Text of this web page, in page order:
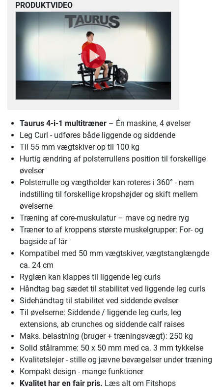
PRODUKTVIDEO
Taurus 4-i-1 multitræner – Én maskine, 4 øvelser
Leg Curl - udføres både liggende og siddende
Til 55 mm vægtskiver op til 100 kg
Hurtig ændring af polsterrullens position til forskellige
øvelser
Polsterrulle og vægtholder kan roteres i 360° - nem
indstilling til forskellige kropshøjder og skift mellem
øvelserne
Træning af core-muskulatur – mave og nedre ryg
Træner to af kroppens største muskelgrupper: For- og
bagside af lår
Kompatibel med 50 mm vægtskiver, vægtstanglængde
ca. 24 cm
Ryglæn kan klappes til liggende leg curls
Håndtag bag sædet til stabilitet ved liggende leg curls
Sidehåndtag til stabilitet ved siddende øvelser
Til øvelserne: Siddende / liggende leg curls, leg
extensions, ab crunches og siddende calf raises
Maks. belastning (bruger + træningsvægt): 250 kg
Solid stålramme: 50 x 50 mm med ca. 3 mm tykkelse
Kvalitetslejer - stille og jævne bevægelser under træning
Kompakt design - mange funktioner
Kvalitet har en fair pris. Læs alt om Fitshops